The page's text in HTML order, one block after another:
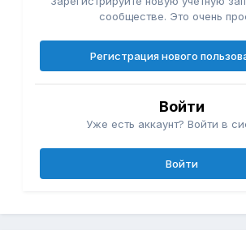
сообществе. Это очень
Регистрация нового
Войти
Уже есть аккаунт? Войти в
Войти